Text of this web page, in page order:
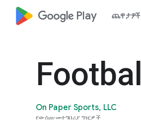
google_logo Play ጨዋታዎች
On Paper Sports, LLC
የውስጠ-መተግበሪያ ግዢዎች